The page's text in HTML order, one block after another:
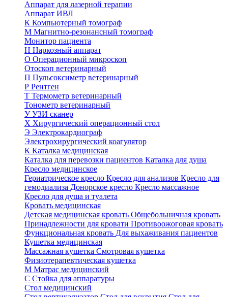
Аппарат для лазерной терапии
Аппарат ИВЛ
К Компьютерный томограф
М Магнитно-резонансный томограф
Монитор пациента
Н Наркозный аппарат
О Операционный микроскоп
Отоскоп ветеринарный
П Пульсоксиметр ветеринарный
Р Рентген
Т Термометр ветеринарный
Тонометр ветеринарный
УУЗИ сканер
Х Хирургический операционный стол
Э Электрокардиограф
Электрохирургический коагулятор
К Каталка медицинская
Каталка для перевозки пациентов Каталка для душа
Кресло медицинское
Гериатрическое кресло Кресло для анализов Кресло для
гемодиализа Донорское кресло Кресло массажное
Кресло для душа и туалета
Кровать медицинская
Детская медицинская кровать Общебольничная кровать
Принадлежности для кровати Противоожоговая кровать
Функциональная кровать Для выхаживания пациентов
Кушетка медицинская
Массажная кушетка Смотровая кушетка
Физиотерапевтическая кушетка
М Матрас медицинский
С Стойка для аппаратуры
Стол медицинский